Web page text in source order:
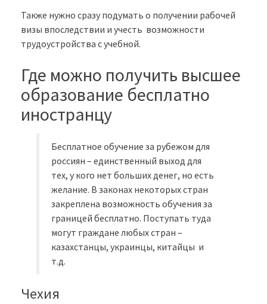
Также нужно сразу подумать о получении рабочей
визы впоследствии и учесть возможности
трудоустройства с учебной.
Где можно получить высшее
образование бесплатно
иностранцу
Бесплатное обучение за рубежом для
россиян – единственный выход для
тех, у кого нет больших денег, но есть
желание. В законах некоторых стран
закреплена возможность обучения за
границей бесплатно. Поступать туда
могут граждане любых стран –
казахстанцы, украинцы, китайцы и
т.д.
Чехия